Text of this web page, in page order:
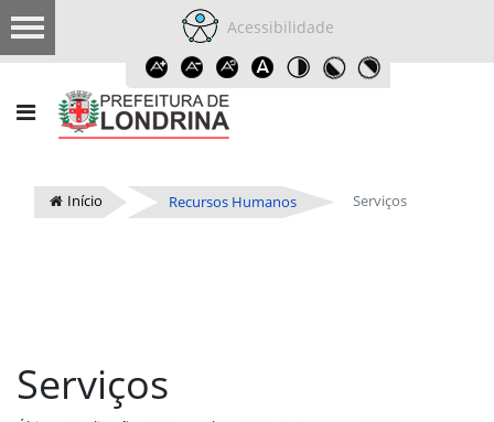
Acessibilidade
Início Recursos Humanos Serviços
Serviços